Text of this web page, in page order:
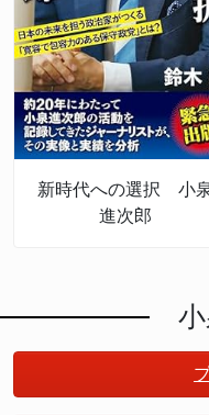
新時代への選択 小
進次郎